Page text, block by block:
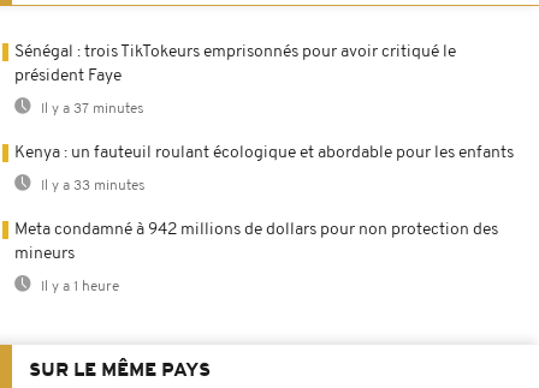
Sénégal : trois TikTokeurs emprisonnés pour avoir critiqué le
président Faye
Il y a 37 minutes
Kenya : un fauteuil roulant écologique et abordable pour les enfants
Il y a 33 minutes
Meta condamné à 942 millions de dollars pour non protection des
mineurs
Il y a 1 heure
SUR LE MÊME PAYS